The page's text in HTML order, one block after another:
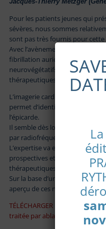
Pour les patients jeunes qui
sévères, nous sommes
sont pas très fournis pour
Avec l’avènement en routine
fibrillation auriculaire, et
neurovégétatifs, après ces
thérapeutiques sont nées.
L’imagerie cardiaque, avec des
permet d’identifier les
l’épicarde.
Il semble dès lors possible de
par radiofréquence.
L’expertise va en s’accumulant
prospectives et randomisées
thérapeutiques. Nous
Sur la base d’un cas clinique,
aperçu de ces nouvelles
TÉLÉCHARGER LA
traitée par ablation ?